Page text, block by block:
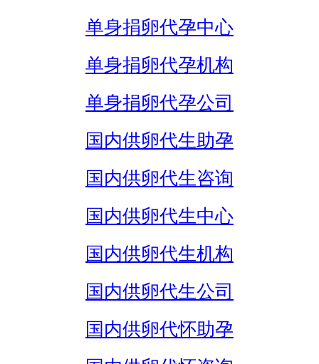
单身捐卵代孕中心
单身捐卵代孕机构
单身捐卵代孕公司
国内供卵代生助孕
国内供卵代生咨询
国内供卵代生中心
国内供卵代生机构
国内供卵代生公司
国内供卵代怀助孕